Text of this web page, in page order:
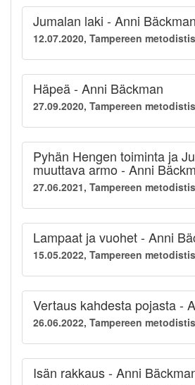
Jumalan laki - Anni Bäckman
12.07.2020, Tampereen
Häpeä - Anni Bäckman
27.09.2020, Tampereen
Pyhän Hengen toiminta ja
muuttava armo - Anni
27.06.2021, Tampereen
Lampaat ja vuohet - Anni
15.05.2022, Tampereen
Vertaus kahdesta pojasta -
26.06.2022, Tampereen
Isän rakkaus - Anni